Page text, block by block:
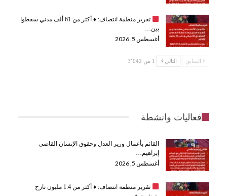
تقرير منظمة انتصاف: ♦️
أكثر من 61 ألف مدني سقطوا
بين…
أغسطس 5, 2026
السابق التالي 1 من 3٬042
فعاليات وانشطة
القائم بأعمال وزير العدل وحقوق الإنسان القاضي
إبراهيم…
أغسطس 5, 2026
تقرير منظمة انتصاف: ♦️
أكثر من 1.4 مليون نازح